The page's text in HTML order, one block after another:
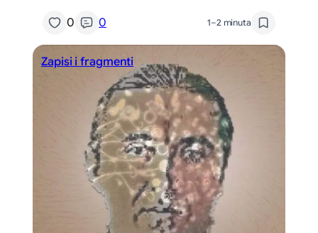
0 0 1–2 minuta
Zapisi i fragmenti